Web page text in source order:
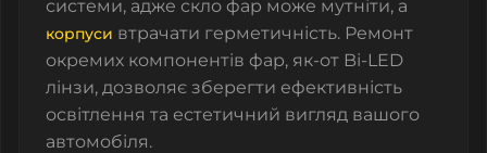
системи, адже скло фар може мутніти, а
корпуси втрачати герметичність. Ремонт
окремих компонентів фар, як-от Bi-LED
лінзи, дозволяє зберегти ефективність
освітлення та естетичний вигляд вашого
автомобіля.